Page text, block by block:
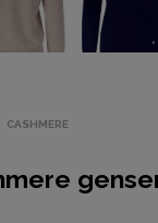
CASHMERE